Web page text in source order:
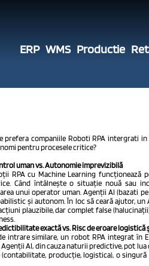
ERP WMS Productie
prefera companiile Roboti RPA intergrati
pentru procesele critice?
uman vs. Autonomie imprevizibilă
RPA cu Machine Learning funcționează
Când întâlnește o situație nouă sau
unui operator uman. Agenții AI (bazati
și autonom. În loc să ceară ajutor,
plauzibile, dar complet false
exactă vs. Risc de eroare logistică
intrare similare, un robot RPA integrat în
AI, din cauza naturii predictive, pot
producție, logistica), o singură